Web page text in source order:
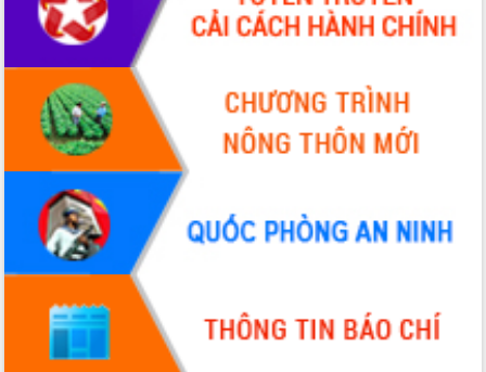
Triển khai đồng bộ đo đạc, lập hồ sơ
địa chính, hoàn thiện cơ sở dữ liệu đất
Ứng dụng sinh trắc học - Bước tiến
trong hành trình chuyển đổi số tại Đắk
Đắk Lắk nâng cao hiệu quả công tác
Đảng từ Sổ tay đảng viên điện tử
Đắk Lắk đẩy mạnh nuôi biển công
nghệ, hướng tới phát triển thủy sản
bền vững
Tập huấn nâng cao năng lực triển khai
chuyển đổi số cho cán bộ, công chức
cấp xã
Đắk Lắk phát động hưởng ứng Ngày